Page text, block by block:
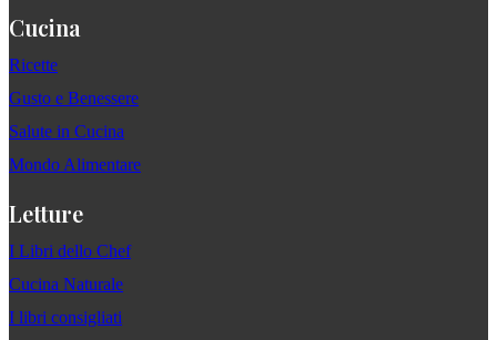
Cucina
Ricette
Gusto e Benessere
Salute in Cucina
Mondo Alimentare
Letture
I Libri dello Chef
Cucina Naturale
I libri consigliati